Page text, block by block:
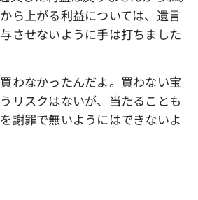
ら上がる利益については、遺言
させないように手は打ちました
わなかったんだよ。買わない宝
リスクはないが、当たることも
謝罪で無いようにはできないよ